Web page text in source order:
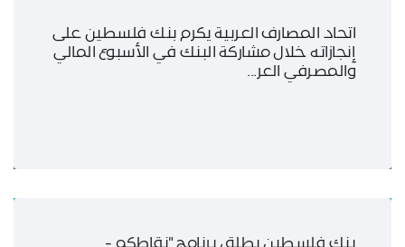
اتحاد المصارف العربية يكرم بنك فلسطين على
إنجازاته خلال مشاركة البنك في الأسبوع المالي
والمصرفي العر...
بنك فلسطين يطلق برنامج "نقاطكم -